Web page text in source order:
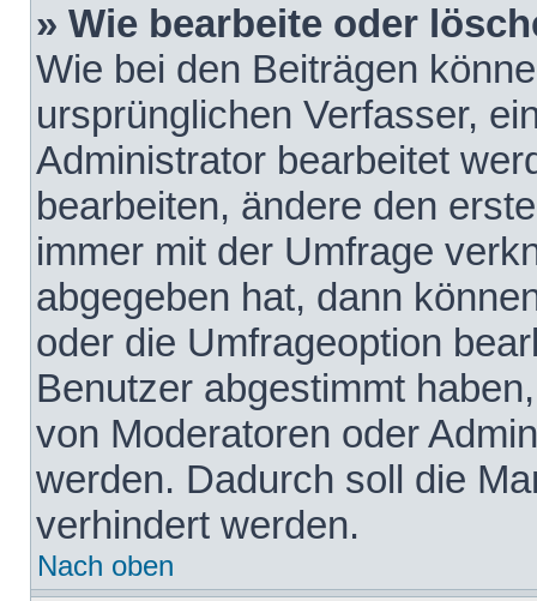
» Wie bearbeite oder
Wie bei den Beiträgen
ursprünglichen Verfasser,
Administrator bearbeitet
bearbeiten, ändere den
immer mit der Umfrage
abgegeben hat, dann
oder die Umfrageoption
Benutzer abgestimmt
von Moderatoren oder
werden. Dadurch soll die
verhindert werden.
Nach oben